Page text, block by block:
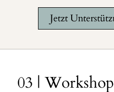
Jetzt
03 |